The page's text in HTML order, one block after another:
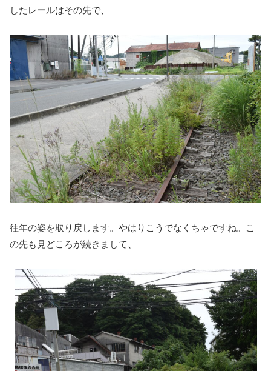
したレールはその先で、
往年の姿を取り戻します。やはりこうでなくちゃですね。こ
の先も見どころが続きまして、